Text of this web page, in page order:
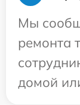
Мы
ремонта
домой